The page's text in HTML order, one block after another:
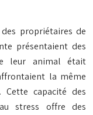
propriétaires de
présentaient des
leur animal était
la même
capacité des
stress offre des